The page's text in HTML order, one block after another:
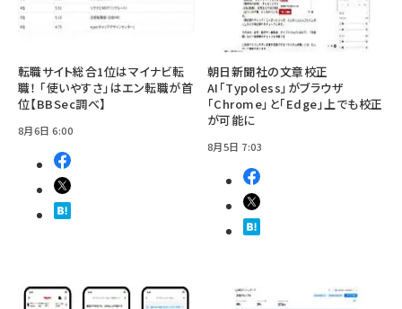
転職サイト総合1位はマイナビ転
職！ 「使いやすさ」はエン転職が首
位【BBSec調べ】
8月6日 6:00
朝日新聞社の文章校正
AI「Typoless」がブラウザ
「Chrome」と「Edge」上でも校正
が可能に
8月5日 7:03